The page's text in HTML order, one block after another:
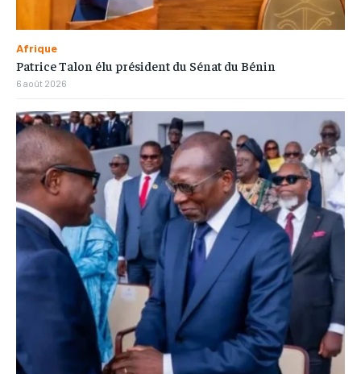
Afrique
Patrice Talon élu président du Sénat du Bénin
6 août 2026